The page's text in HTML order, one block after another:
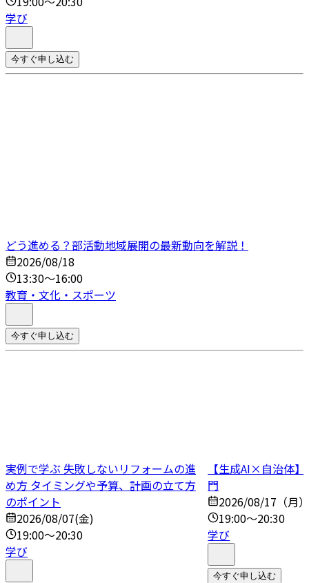
学び
今すぐ申し込む
どう進める？部活動地域展開の最新動向を解説！
2026/08/18
13:30～16:00
教育・文化・スポーツ
今すぐ申し込む
実例で学ぶ 失敗しないリフォームの進
め方 タイミングや予算、計画の立て方
のポイント
2026/08/07(金)
19:00～20:30
学び
【生成AI×自治体
門
2026/08/17（月
19:00～20:30
学び
今すぐ申し込む